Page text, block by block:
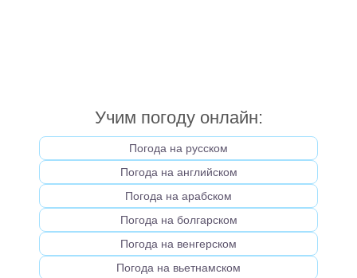
Учим погоду онлайн:
Погода на русском
Погода на английском
Погода на арабском
Погода на болгарском
Погода на венгерском
Погода на вьетнамском